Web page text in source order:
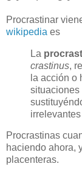
Procrastinar
wikipedia es
La
crastinus,
la acción o
situaciones
Procrastinas
haciendo ahora,
placenteras.